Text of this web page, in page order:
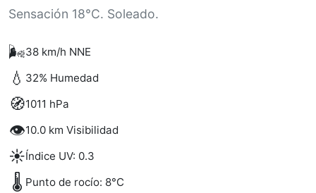
Sensación 18°C. Soleado.
🌬️38 km/h NNE
💧 32% Humedad
🧭1011 hPa
👁️10.0 km Visibilidad
☀️Índice UV: 0.3
🌡️ Punto de rocío: 8°C